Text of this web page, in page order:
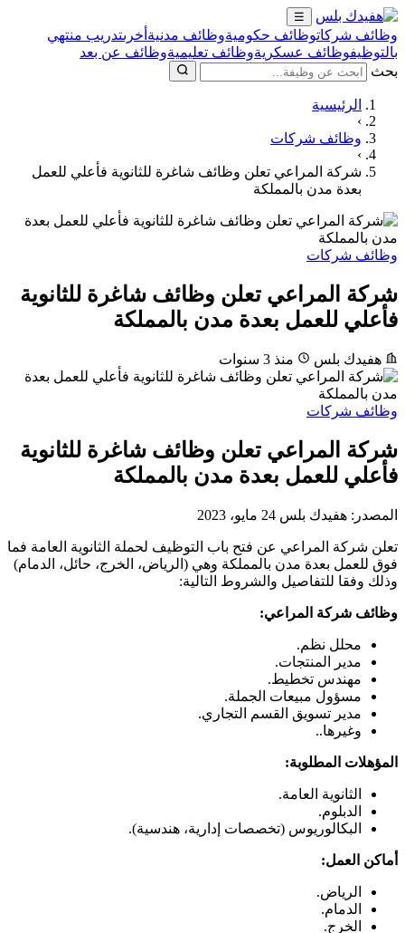
☰
وظائف شركاتوظائف حكوميةوظائف مدنية أخرىتدريب منتهي
بالتوظيفوظائف عسكريةوظائف تعليميةوظائف عن بعد
بحث
الرئيسية
›
وظائف شركات
›
شركة المراعي تعلن وظائف شاغرة للثانوية فأعلي للعمل
بعدة مدن بالمملكة
وظائف شركات
شركة المراعي تعلن وظائف شاغرة للثانوية
فأعلي للعمل بعدة مدن بالمملكة
هفيدك بلس منذ 3 سنوات
وظائف شركات
شركة المراعي تعلن وظائف شاغرة للثانوية
فأعلي للعمل بعدة مدن بالمملكة
المصدر: هفيدك بلس 24 مايو، 2023
تعلن شركة المراعي عن فتح باب التوظيف لحملة الثانوية العامة فما
فوق للعمل بعدة مدن بالمملكة وهي (الرياض، الخرج، حائل، الدمام)
وذلك وفقا للتفاصيل والشروط التالية:
وظائف شركة المراعي:
محلل نظم.
مدير المنتجات.
مهندس تخطيط.
مسؤول مبيعات الجملة.
مدير تسويق القسم التجاري.
وغيرها..
المؤهلات المطلوبة:
الثانوية العامة.
الدبلوم.
البكالوريوس (تخصصات إدارية، هندسية).
أماكن العمل:
الرياض.
الدمام.
الخرج.